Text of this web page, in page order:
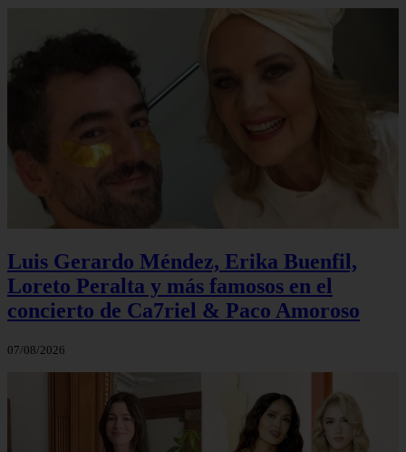
Luis Gerardo Méndez, Erika Buenfil,
Loreto Peralta y más famosos en el
concierto de Ca7riel & Paco Amoroso
07/08/2026